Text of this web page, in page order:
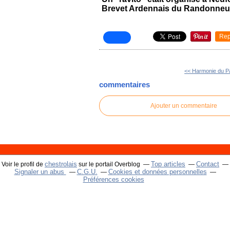
Brevet Ardennais du
<< Harmonie du
commentaires
Ajouter un commentaire
Voir le profil de chestrolais sur le portail Overblog Top articles
Contact
Signaler un abus
C.G.U.
Cookies et données personnelles
Préférences cookies